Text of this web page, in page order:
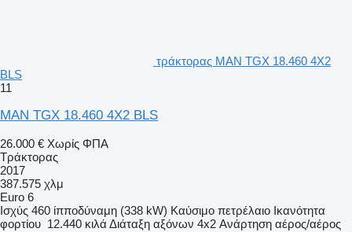
τράκτορας MAN TGX 18.460 4X2
BLS
11
MAN TGX 18.460 4X2 BLS
26.000 € Χωρίς ΦΠΑ
Τράκτορας
2017
387.575 χλμ
Euro 6
Ισχύς 460 ίπποδύναμη (338 kW) Καύσιμο πετρέλαιο Ικανότητα
φορτίου 12.440 κιλά Διάταξη αξόνων 4x2 Ανάρτηση αέρος/αέρος